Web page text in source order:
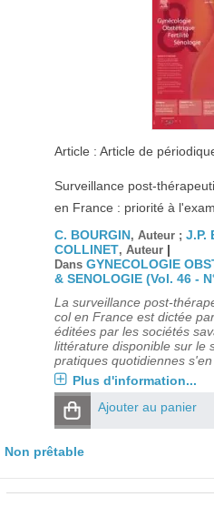
Article : Article de
Surveillance post-
en France : priorité à
C. BOURGIN, Auteur ; J.P.
COLLINET, Auteur |
Dans GYNECOLOGIE
& SENOLOGIE (Vol. 46 -
La surveillance post-
col en France est dictée
éditées par les sociétés
littérature disponible sur le
pratiques quotidiennes
Plus d'information...
Ajouter au panier
Non prêtable